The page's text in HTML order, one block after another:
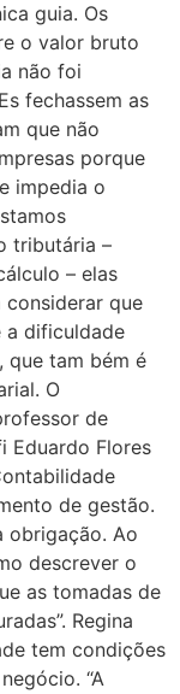
guia. Os
o valor bruto
não foi
fechassem as
que não
porque
impedia o
tributária –
– elas
considerar que
a dificuldade
que tam bém é
O
de
Eduardo Flores
de gestão.
obrigação. Ao
descrever o
as tomadas de
Regina
tem condições
“A